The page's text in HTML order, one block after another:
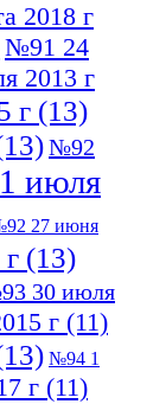
2018 г
№91 24
2013 г
г (13)
№92
июля
27 июня
(13)
30 июля
г (11)
№94 1
г (11)